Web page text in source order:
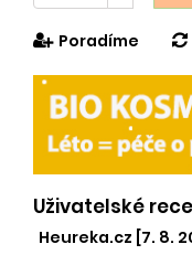
Poradíme
Uživatelské
Heureka.cz [7. 8.